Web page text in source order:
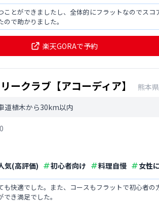
とができましたし、全体的にフラットなのでス
で助かりました。
楽天GORAで予約
ークラブ【アコーディア】
熊本県
道植木から30km以内
0
気(高評価) 初心者向け 料理自慢 女性
快適でした。また、コースもフラットで初心者
き満足でした。